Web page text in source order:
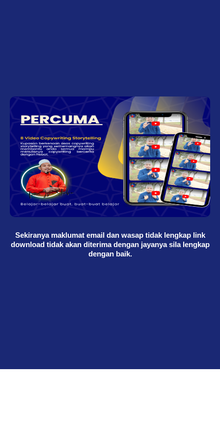
Sekiranya maklumat email dan wasap tidak lengkap link
download tidak akan diterima dengan jayanya sila lengkap
dengan baik.